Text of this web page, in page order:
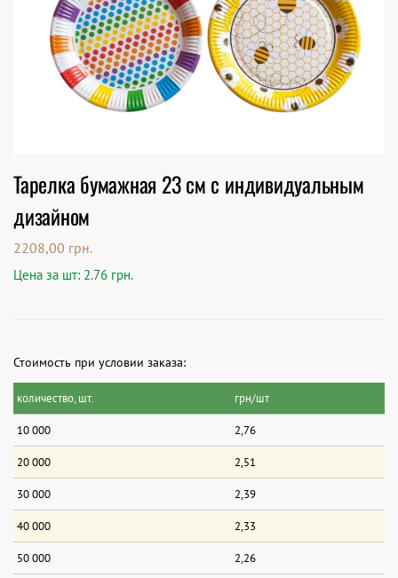
Тарелка бумажная 23 см с индивидуальным
дизайном
2208,00 грн.
Цена за шт: 2.76 грн.
Стоимость при условии заказа:
количество, шт. грн/шт
10 000 2,76
20 000 2,51
30 000 2,39
40 000 2,33
50 000 2,26